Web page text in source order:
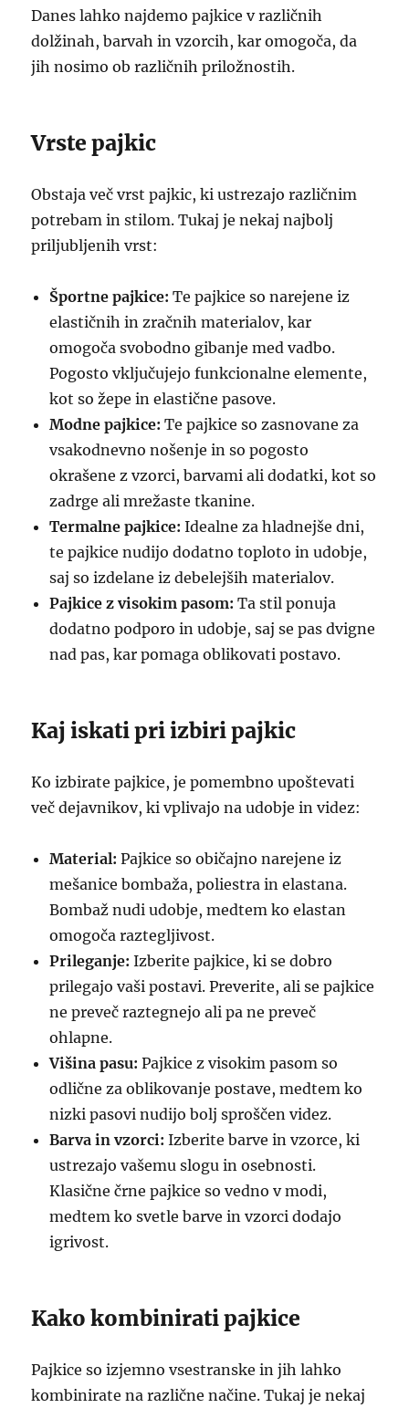
Danes lahko najdemo pajkice v različnih
dolžinah, barvah in vzorcih, kar omogoča, da
jih nosimo ob različnih priložnostih.
Vrste pajkic
Obstaja več vrst pajkic, ki ustrezajo različnim
potrebam in stilom. Tukaj je nekaj najbolj
priljubljenih vrst:
Športne pajkice: Te pajkice so narejene iz
elastičnih in zračnih materialov, kar
omogoča svobodno gibanje med vadbo.
Pogosto vključujejo funkcionalne elemente,
kot so žepe in elastične pasove.
Modne pajkice: Te pajkice so zasnovane za
vsakodnevno nošenje in so pogosto
okrašene z vzorci, barvami ali dodatki, kot so
zadrge ali mrežaste tkanine.
Termalne pajkice: Idealne za hladnejše dni,
te pajkice nudijo dodatno toploto in udobje,
saj so izdelane iz debelejših materialov.
Pajkice z visokim pasom: Ta stil ponuja
dodatno podporo in udobje, saj se pas dvigne
nad pas, kar pomaga oblikovati postavo.
Kaj iskati pri izbiri pajkic
Ko izbirate pajkice, je pomembno upoštevati
več dejavnikov, ki vplivajo na udobje in videz:
Material: Pajkice so običajno narejene iz
mešanice bombaža, poliestra in elastana.
Bombaž nudi udobje, medtem ko elastan
omogoča raztegljivost.
Prileganje: Izberite pajkice, ki se dobro
prilegajo vaši postavi. Preverite, ali se pajkice
ne preveč raztegnejo ali pa ne preveč
ohlapne.
Višina pasu: Pajkice z visokim pasom so
odlične za oblikovanje postave, medtem ko
nizki pasovi nudijo bolj sproščen videz.
Barva in vzorci: Izberite barve in vzorce, ki
ustrezajo vašemu slogu in osebnosti.
Klasične črne pajkice so vedno v modi,
medtem ko svetle barve in vzorci dodajo
igrivost.
Kako kombinirati pajkice
Pajkice so izjemno vsestranske in jih lahko
kombinirate na različne načine. Tukaj je nekaj